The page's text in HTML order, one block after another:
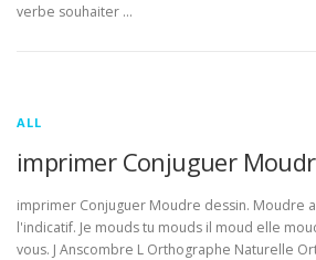
verbe souhaiter …
ALL
imprimer Conjuguer
imprimer Conjuguer Moudre dessin. Moudre
l'indicatif. Je mouds tu mouds il moud elle
vous. J Anscombre L Orthographe Naturelle